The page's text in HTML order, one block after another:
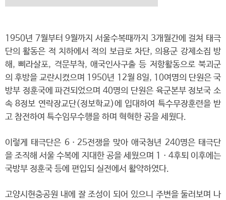
1950년 7월부터 9월까지 서울수복때까지 3개월간에 걸쳐 태극
단의 활동은 적 치하에서 적의 보급로 차단, 의용군 강제소집 방
해, 삐라살포, 격문부착, 애국인사구출 등 저항활동으로 북괴군
의 후방을 교란시켰으며 1950년 12월 8일, 10여명의 단원은 국
방부 정훈국에 파견되었으며 40명의 단원은 육군본부 정보국 소
속 8정보 연락장교단(정보학교)에 입대하여 특수무장훈련을 받
고 참전하여 특수임무수행을 하며 혁혁한 공을 세웠다.
이렇게 태극단은 6ㆍ25전쟁을 맞아 애국청년 240명은 태극단
을 조직해 서울 수복에 지대한 공을 세웠으며 1ㆍ4후퇴 이후에는
국방부 정훈국 등에 편입되 실전에서 활약하였다.
고양시현충공원 내에 잘 조성이 되어 있으니 주변을 둘러보며 나